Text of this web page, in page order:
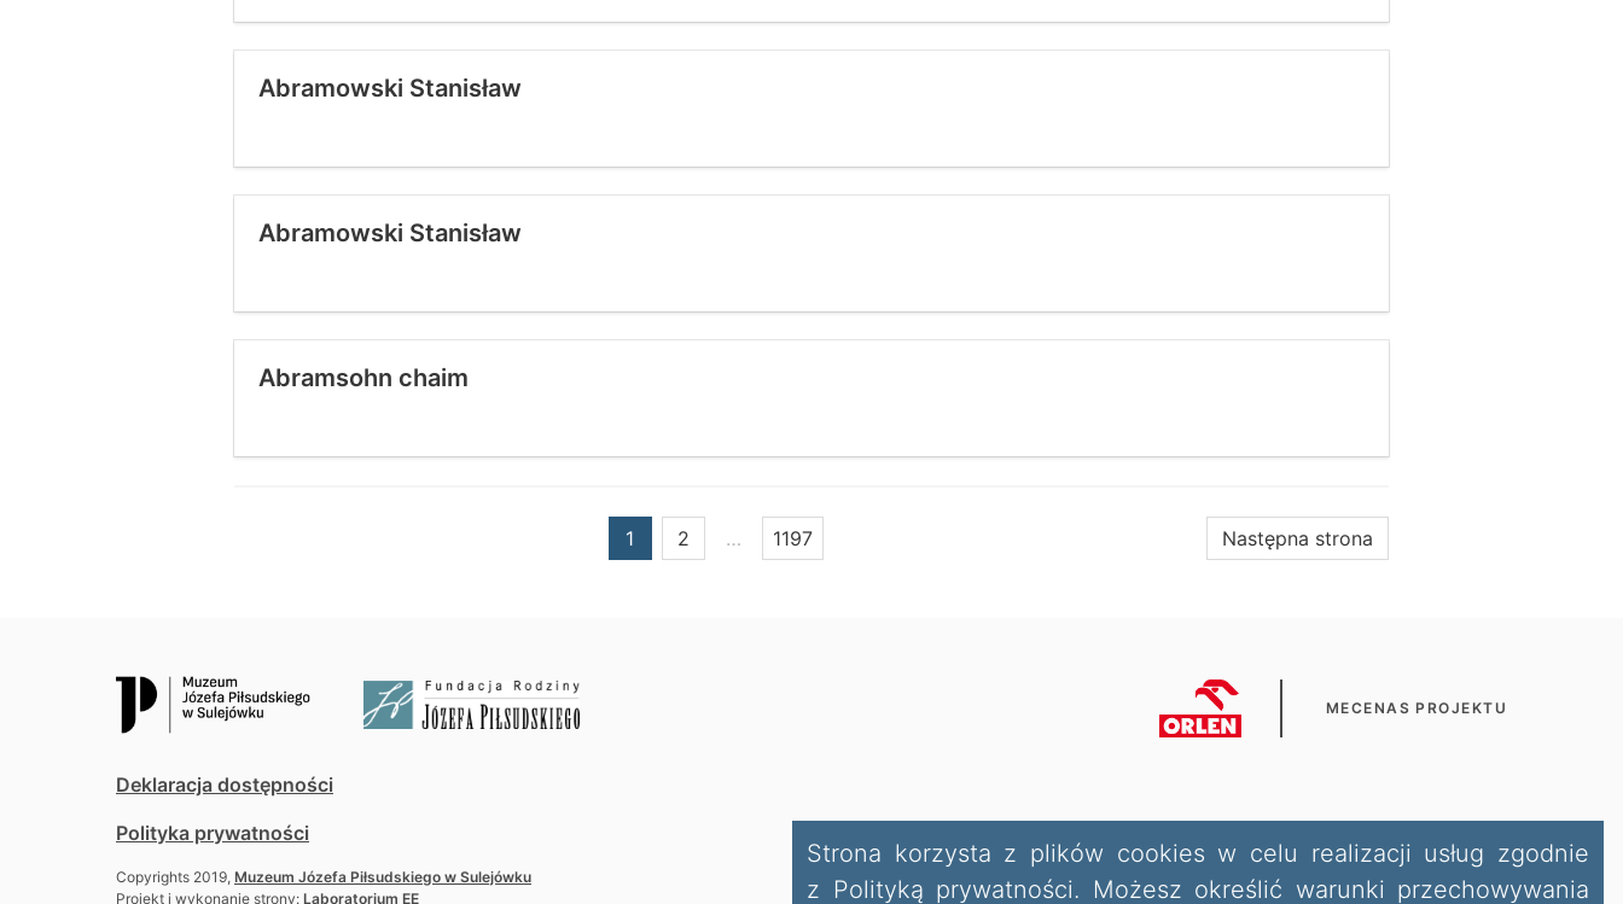
Abramowski Stanisław
Abramowski Stanisław
Abramsohn chaim
Następna strona
1 2 … 1197
MECENAS PROJEKTU
Deklaracja dostępności
Polityka prywatności
Copyrights 2019, Muzeum Józefa Piłsudskiego w Sulejówku
Projekt i wykonanie strony: Laboratorium EE
Strona korzysta z plików cookies w celu realizacji usług zgodnie
z Polityką prywatności. Możesz określić warunki przechowywania